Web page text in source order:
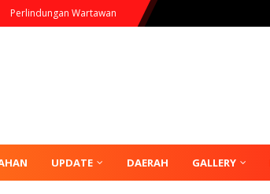
Perlindungan Wartawan
UPDATE DAERAH GALLERY